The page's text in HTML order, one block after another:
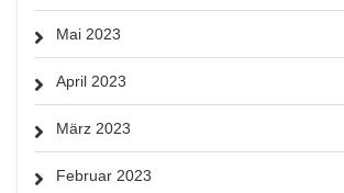
Mai 2023
April 2023
März 2023
Februar 2023